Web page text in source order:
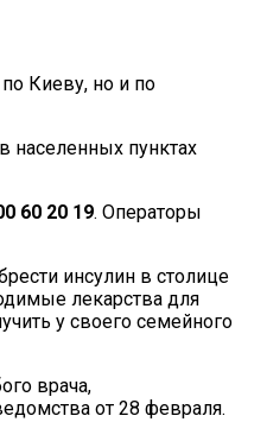
Киеву, но и по
населенных пунктах
60 20 19. Операторы
инсулин в столице
лекарства для
у своего семейного
врача,
от 28 февраля.